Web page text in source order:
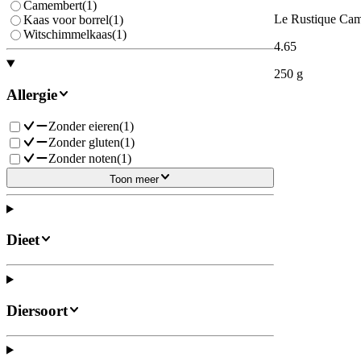
Camembert(1)
Kaas voor borrel(1)
Witschimmelkaas(1)
Allergie
Zonder eieren(1)
Zonder gluten(1)
Zonder noten(1)
Toon meer
Dieet
Diersoort
Le Rustique
4.65
250 g